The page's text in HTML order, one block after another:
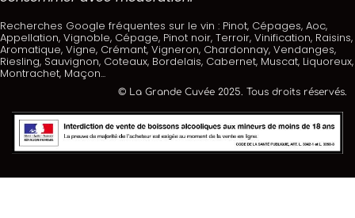
Recherches Google fréquentes sur le vin : Pinot, Cépages, Aoc,
Appellation, Vignoble, Cépage, Pinot noir, Terroir, Vinification, Raisins,
Aromatique, Vigne, Crémant, Vigneron, Chardonnay, Vendanges,
Riesling, Sauvignon, Coteaux, Bordelais, Cabernet, Muscat, Liquoreux,
Montrachet, Maçon...
© La Grande Cuvée 2025. Tous droits réservés.